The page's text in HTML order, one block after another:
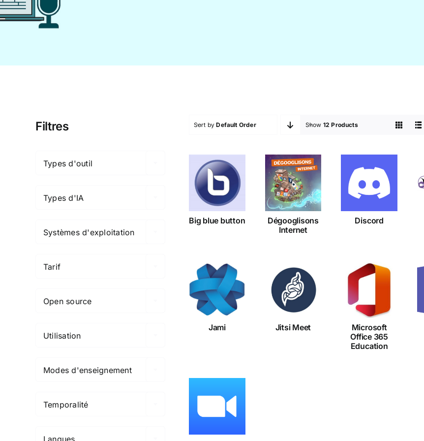
Filtres
Types d'outil
Types d'IA
Systèmes d'exploitation
Tarif
Open source
Utilisation
Modes d'enseignement
Temporalité
Langues
Sort byDefault Order Show 12 Products
Big
blue
button
Big blue button
Dégooglisons
Internet
Dégooglisons
Internet
Discord
Discord
Jami
Jami
Jitsi
Meet
Jitsi Meet
Microsoft
Office
365
Education
Microsoft
Office 365
Education
Zoom